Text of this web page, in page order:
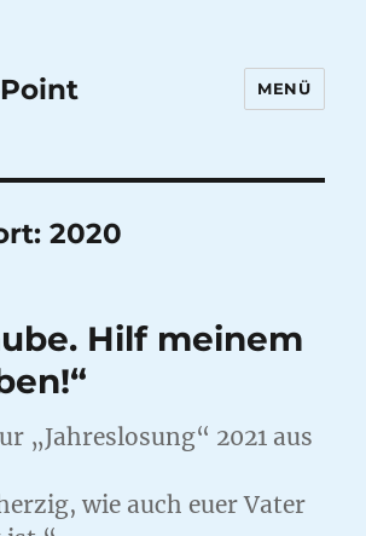
MENÜ
2020
Hilf meinem
„Jahreslosung“ 2021 aus
wie auch euer Vater